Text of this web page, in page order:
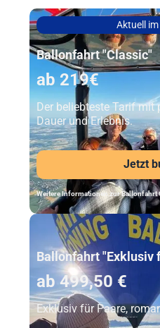
Aktuell
Ballonfahrt "Classic"
ab 219€
Der beliebteste Tarif mit
Dauer und Erlebnis.
Jetzt
Weitere Informationen zur Ballonfahrt
Unser Beststeller
Ballonfahrt "Exklusiv
ab 499,50 €
Exklusiv für Paare,